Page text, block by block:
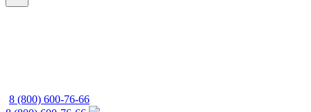
8 (800) 600-76-66